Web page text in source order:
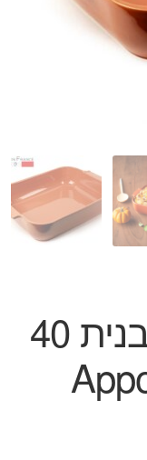
תבנית אפייה מלבנית 40